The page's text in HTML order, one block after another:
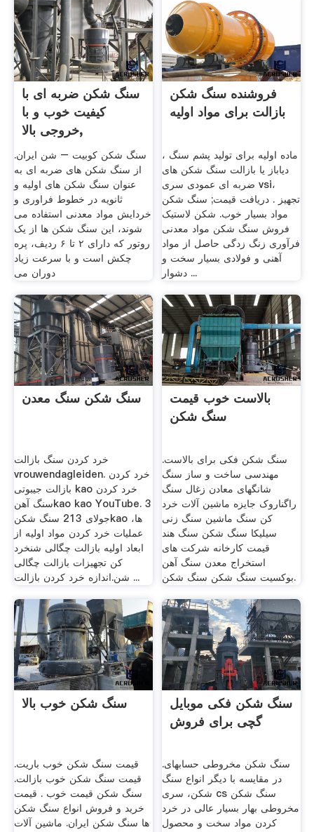
سنگ شکن ضربه ای با
کیفیت خوب و با
خروجی بالا,
سنگ شکن کوبیت – شن ایران.
از سنگ شکن های ضربه ای به
عنوان سنگ شکن های اولیه و
ثانویه در خطوط فراوری و
خردایش مواد معدنی استفاده می
شوند، این سنگ شکن ها از یک
روتور که دارای ۲ تا ۶ ردیف، پره
چکش است و با سرعت زیاد
دوران می
فروشنده سنگ شکن
بازالت برای مواد اولیه
ماده اولیه برای تولید پشم سنگ ،
دیاباز یا بازالت سنگ شکن های
ضربه ای عمودی سری vsi،
تجهیز . دریافت قیمت; سنگ شکن
مواد بسیار خوب. شکن لاستیک
فروش سنگ شکن مواد معدنی
فرآوری زنگ زدگی حاصل از مواد
آهنی و فولادی بسیار سخت و
دشوار ...
سنگ شکن سنگ معدن
خرد کردن سنگ بازالت
vrouwendagleiden. خرد کردن
بازالت جیبوتی kao خرد کردن
سنگ آهنkao kao YouTube. 3
جولای 213 سنگ شکنkao ها،
عملیات خرد کردن مواد اولیه از
ابعاد اولیه بازالت چگالی شنخرد
کن تجهیزات بازالت چگالی
شن.اندازه خرد کردن بازالت ...
بالاست خوب قیمت
سنگ شکن
سنگ شکن فکی برای بالاست.
مهندسی ساخت و ساز سنگ
شانگهای معادن زغال سنگ
راگناروک جایزه ماشین آلات خرد
کن سنگ ماشین سنگ زنی
سیلیکا سنگ شکن سنگ هند
قیمت کارخانه شرکت های
استخراج معدن سنگ آهن
بوکسیت سنگ شکن سنگ شکن.
سنگ شکن خوب بالا
قیمت سنگ شکن خوب باریت.
قیمت سنگ شکن خوب بازالت.
سنگ شکن قیمت خوب . قیمت
خرید و فروش انواع سنگ شکن
ها سنگ شکن ایران. ماشین آلات
سنگ شکن فکی موبایل
گچی برای فروش
سنگ شکن مخروطی حسابهای.
در مقایسه با دیگر انواع سنگ
شکن، سری cs سنگ شکن
مخروطی بهار بسیار عالی در خرد
کردن مواد سخت و محصول